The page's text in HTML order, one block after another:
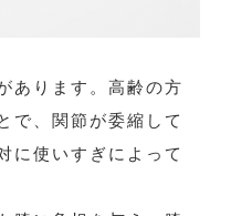
あります。高齢の方
で、関節が委縮して
に使いすぎによって